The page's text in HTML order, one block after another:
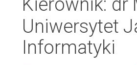
Uniwersytet
Informatyki